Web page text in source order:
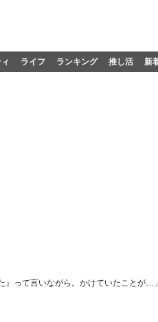
ライフ ランキング 推し活 新
』って言いながら。かけていたことが…」